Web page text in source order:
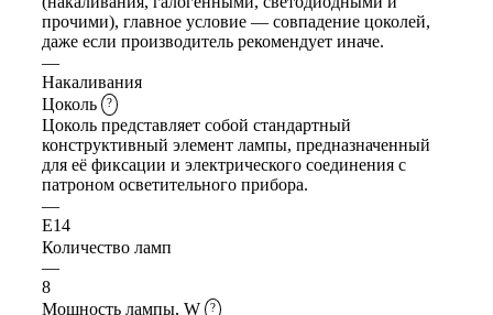
прочими), главное условие — совпадение цоколей,
даже если производитель рекомендует иначе.
—
Накаливания
Цоколь
?
Цоколь представляет собой стандартный
конструктивный элемент лампы, предназначенный
для её фиксации и электрического соединения с
патроном осветительного прибора.
—
E14
Количество ламп
—
8
Мощность лампы, W
?